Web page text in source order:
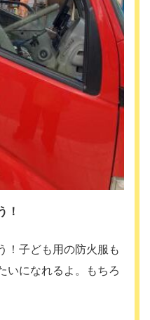
！
！子ども用の防火服も
いになれるよ。もちろ